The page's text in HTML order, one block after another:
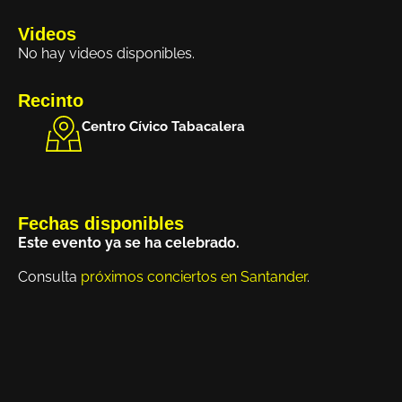
Videos
No hay videos disponibles.
Recinto
Centro Cívico Tabacalera
Fechas disponibles
Este evento ya se ha celebrado.
Consulta próximos conciertos en Santander.